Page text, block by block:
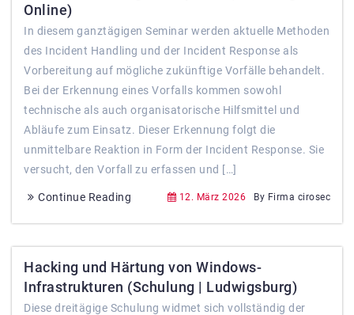
Online)
In diesem ganztägigen Seminar werden aktuelle Methoden
des Incident Handling und der Incident Response als
Vorbereitung auf mögliche zukünftige Vorfälle behandelt.
Bei der Erkennung eines Vorfalls kommen sowohl
technische als auch organisatorische Hilfsmittel und
Abläufe zum Einsatz. Dieser Erkennung folgt die
unmittelbare Reaktion in Form der Incident Response. Sie
versucht, den Vorfall zu erfassen und […]
Continue Reading 12. März 2026 By Firma cirosec
Hacking und Härtung von Windows-
Infrastrukturen (Schulung | Ludwigsburg)
Diese dreitägige Schulung widmet sich vollständig der